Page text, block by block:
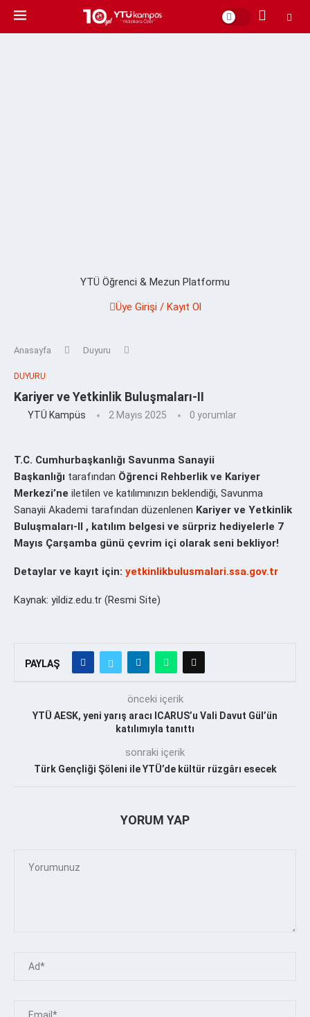
YTÜ Öğrenci & Mezun Platformu
Üye Girişi / Kayıt Ol
Anasayfa Duyuru
DUYURU
Kariyer ve Yetkinlik Buluşmaları-II
YTÜ Kampüs 2 Mayıs 2025 0 yorumlar
T.C. Cumhurbaşkanlığı Savunma Sanayii
Başkanlığı tarafından Öğrenci Rehberlik ve Kariyer
Merkezi’ne iletilen ve katılımınızın beklendiği, Savunma
Sanayii Akademi tarafından düzenlenen Kariyer ve Yetkinlik
Buluşmaları-II , katılım belgesi ve sürpriz hediyelerle 7
Mayıs Çarşamba günü çevrim içi olarak seni bekliyor!
Detaylar ve kayıt için: yetkinlikbulusmalari.ssa.gov.tr
Kaynak: yildiz.edu.tr (Resmi Site)
PAYLAŞ
önceki içerik
YTÜ AESK, yeni yarış aracı ICARUS’u Vali Davut Gül’ün
katılımıyla tanıttı
sonraki içerik
Türk Gençliği Şöleni ile YTÜ’de kültür rüzgârı esecek
YORUM YAP